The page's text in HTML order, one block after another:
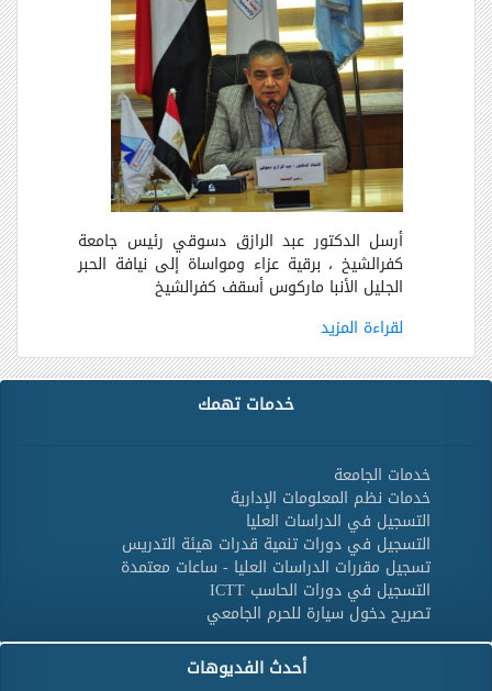
أرسل الدكتور عبد الرازق دسوقي رئيس جامعة
كفرالشيخ ، برقية عزاء ومواساة إلى نيافة الحبر
الجليل الأنبا ماركوس أسقف كفرالشيخ
لقراءة المزيد
خدمات تهمك
خدمات الجامعة
خدمات نظم المعلومات الإدارية
التسجيل في الدراسات العليا
التسجيل في دورات تنمية قدرات هيئة التدريس
تسجيل مقررات الدراسات العليا - ساعات معتمدة
التسجيل في دورات الحاسب ICTT
تصريح دخول سيارة للحرم الجامعي
أحدث الفديوهات